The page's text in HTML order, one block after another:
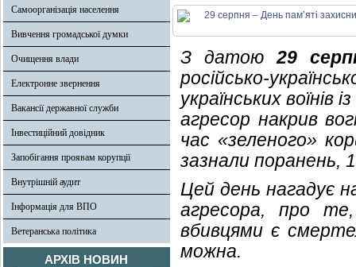
Самоорганізація населення
Вивчення громадської думки
Очищення влади
Електронне звернення
Вакансії державної служби
Інвестиційний довідник
Запобігання проявам корупції
Внутрішній аудит
Інформація для ВПО
Ветеранська політика
АРХІВ НОВИН
З датою 29
російсько-
українських воїнів
агресор накрив
час «зеленого»
зазнали поранень,
Цей день нагадує
агресора, про
вбивцями є
можна.